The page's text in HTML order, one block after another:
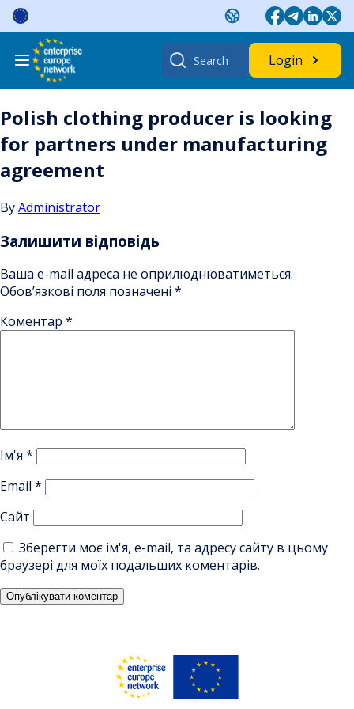
Skip
content
Search
for:
Login
Polish clothing producer is looking
for partners under manufacturing
agreement
ByAdministrator
Залишити відповідь
Ваша e-mail адреса не оприлюднюватиметься.
Обов’язкові поля позначені *
Коментар *
Ім'я *
Email *
Сайт
Зберегти моє ім'я, e-mail, та адресу сайту в цьому
браузері для моїх подальших коментарів.